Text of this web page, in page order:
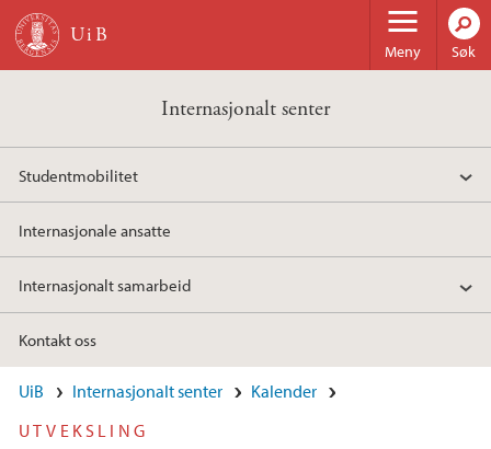
Hopp til hovedinnhold
Meny Søk
Internasjonalt senter
Studentmobilitet
Internasjonale ansatte
Internasjonalt samarbeid
Kontakt oss
UiB Internasjonalt senter
Kalender
UTVEKSLING